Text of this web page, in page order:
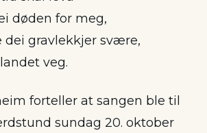
døden for meg,
dei gravlekkjer svære,
veg.
forteller at sangen ble til
sundag 20. oktober